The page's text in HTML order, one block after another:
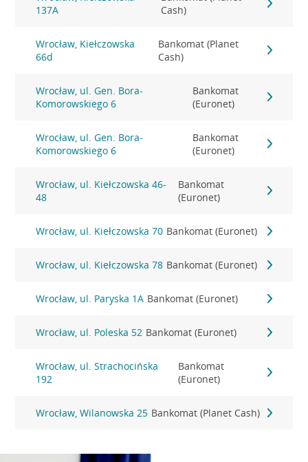
137A
Cash)
Wrocław, Kiełczowska
66d
Bankomat (Planet
Cash)
Wrocław, ul. Gen. Bora-
Komorowskiego 6
Bankomat
(Euronet)
Wrocław, ul. Gen. Bora-
Komorowskiego 6
Bankomat
(Euronet)
Wrocław, ul. Kiełczowska 46-
48
Bankomat
(Euronet)
Wrocław, ul. Kiełczowska 70 Bankomat (Euronet)
Wrocław, ul. Kiełczowska 78 Bankomat (Euronet)
Wrocław, ul. Paryska 1A Bankomat (Euronet)
Wrocław, ul. Poleska 52 Bankomat (Euronet)
Wrocław, ul. Strachocińska
192
Bankomat
(Euronet)
Wrocław, Wilanowska 25 Bankomat (Planet Cash)